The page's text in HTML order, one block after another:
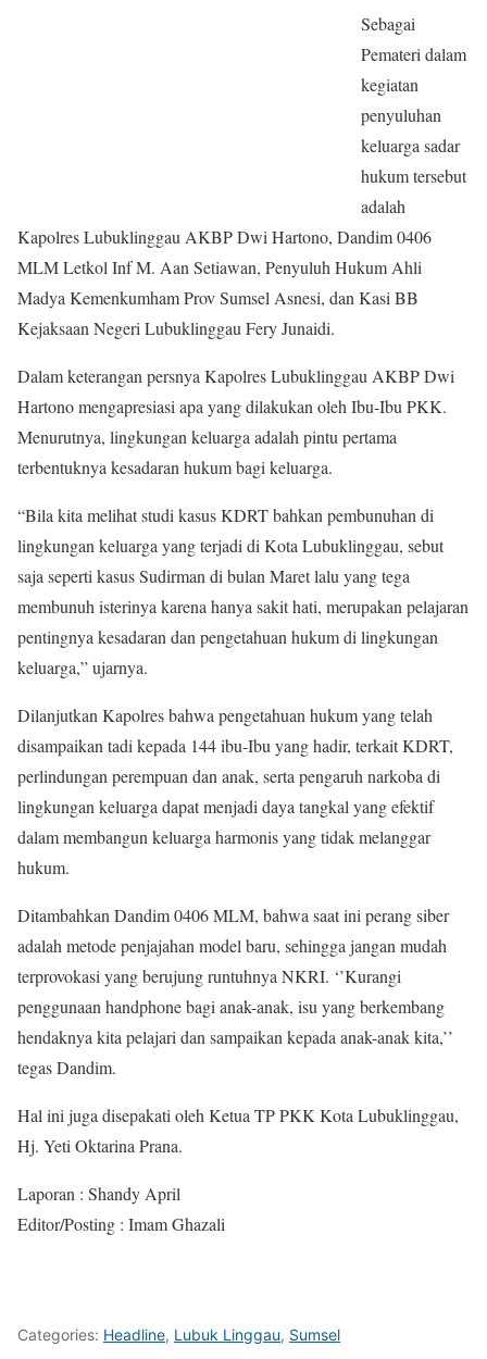
Sebagai
Pemateri dalam
kegiatan
penyuluhan
keluarga sadar
hukum tersebut
adalah
Kapolres Lubuklinggau AKBP Dwi Hartono, Dandim 0406
MLM Letkol Inf M. Aan Setiawan, Penyuluh Hukum Ahli
Madya Kemenkumham Prov Sumsel Asnesi, dan Kasi BB
Kejaksaan Negeri Lubuklinggau Fery Junaidi.
Dalam keterangan persnya Kapolres Lubuklinggau AKBP Dwi
Hartono mengapresiasi apa yang dilakukan oleh Ibu-Ibu PKK.
Menurutnya, lingkungan keluarga adalah pintu pertama
terbentuknya kesadaran hukum bagi keluarga.
“Bila kita melihat studi kasus KDRT bahkan pembunuhan di
lingkungan keluarga yang terjadi di Kota Lubuklinggau, sebut
saja seperti kasus Sudirman di bulan Maret lalu yang tega
membunuh isterinya karena hanya sakit hati, merupakan pelajaran
pentingnya kesadaran dan pengetahuan hukum di lingkungan
keluarga,” ujarnya.
Dilanjutkan Kapolres bahwa pengetahuan hukum yang telah
disampaikan tadi kepada 144 ibu-Ibu yang hadir, terkait KDRT,
perlindungan perempuan dan anak, serta pengaruh narkoba di
lingkungan keluarga dapat menjadi daya tangkal yang efektif
dalam membangun keluarga harmonis yang tidak melanggar
hukum.
Ditambahkan Dandim 0406 MLM, bahwa saat ini perang siber
adalah metode penjajahan model baru, sehingga jangan mudah
terprovokasi yang berujung runtuhnya NKRI. ‘’Kurangi
penggunaan handphone bagi anak-anak, isu yang berkembang
hendaknya kita pelajari dan sampaikan kepada anak-anak kita,’’
tegas Dandim.
Hal ini juga disepakati oleh Ketua TP PKK Kota Lubuklinggau,
Hj. Yeti Oktarina Prana.
Laporan : Shandy April
Editor/Posting : Imam Ghazali
Categories: Headline, Lubuk Linggau, Sumsel